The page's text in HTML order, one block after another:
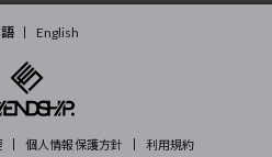
English
個人情報保護方針 利用規約